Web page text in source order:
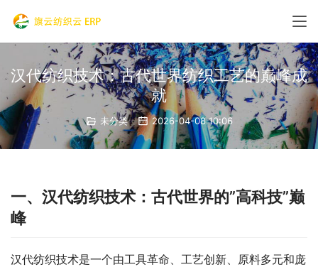
汉代纺织技术：古代世界纺织工艺的巅峰成
就
未分类 2026-04-08 10:06
一、汉代纺织技术：古代世界的”高科技”巅
峰
汉代纺织技术是一个由工具革命、工艺创新、原料多元和庞